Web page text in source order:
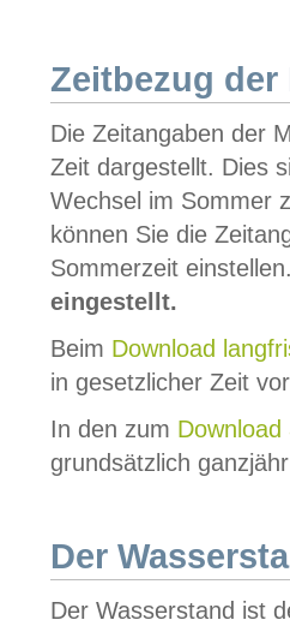
Zeitbezug der
Die Zeitangaben der
Zeit dargestellt. Dies
Wechsel im Sommer
können Sie die
Sommerzeit
eingestellt.
Beim Download
in gesetzlicher Zeit
In den zum Download
grundsätzlich
Der
Der Wasserstand ist